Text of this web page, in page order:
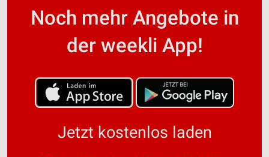
Noch mehr Angebote in
der weekli App!
Jetzt kostenlos laden